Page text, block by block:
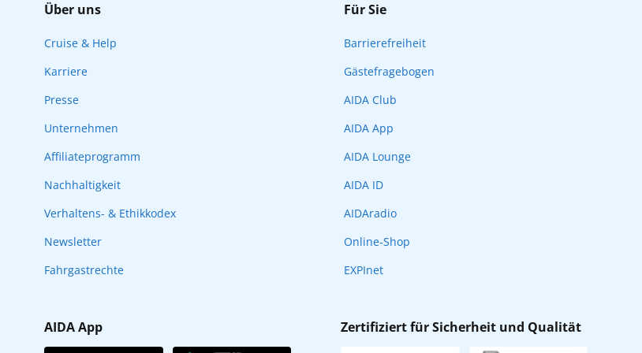
Über uns
Cruise & Help
Karriere
Presse
Unternehmen
Affiliateprogramm
Nachhaltigkeit
Verhaltens- & Ethikkodex
Newsletter
Fahrgastrechte
Für Sie
Barrierefreiheit
Gästefragebogen
AIDA Club
AIDA App
AIDA Lounge
AIDA ID
AIDAradio
Online-Shop
EXPInet
AIDA App Zertifiziert für Sicherheit und Qualität